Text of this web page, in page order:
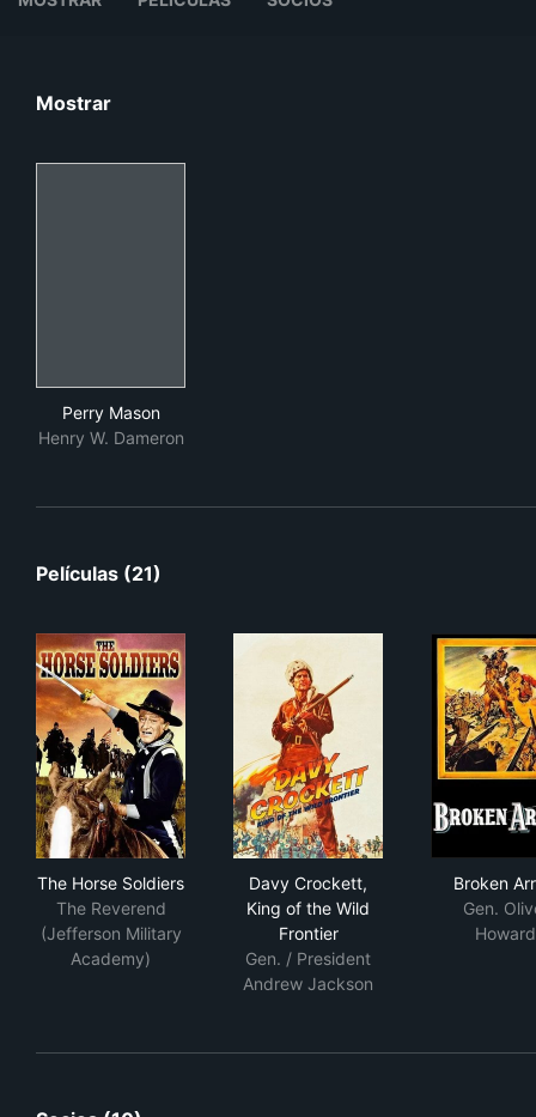
Mostrar
Perry Mason
Henry W. Dameron
Películas (21)
The Horse Soldiers
The Reverend
(Jefferson Military
Academy)
Davy Crockett,
King of the Wild
Frontier
Gen. / President
Andrew Jackson
Broken
Gen.
Howard